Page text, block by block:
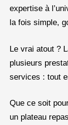
expertise à
la fois simple,
Le vrai atout ?
plusieurs
services : tout
Que ce soit
un plateau